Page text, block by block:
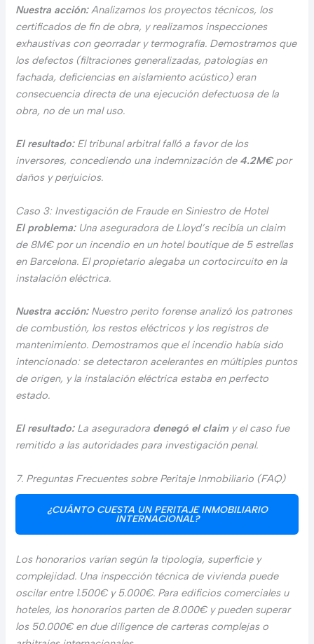
Nuestra acción:Analizamos los proyectos técnicos, los
certificados de fin de obra, y realizamos inspecciones
exhaustivas con georradar y termografía. Demostramos que
los defectos (filtraciones generalizadas, patologías en
fachada, deficiencias en aislamiento acústico) eran
consecuencia directa de una ejecución defectuosa de la
obra, no de un mal uso.
El resultado:El tribunal arbitral falló a favor de los
inversores, concediendo una indemnización de 4.2M€por
daños y perjuicios.
Caso 3: Investigación de Fraude en Siniestro de Hotel
El problema:Una aseguradora de Lloyd’s recibía un claim
de 8M€ por un incendio en un hotel boutique de 5 estrellas
en Barcelona. El propietario alegaba un cortocircuito en la
instalación eléctrica.
Nuestra acción:Nuestro perito forense analizó los patrones
de combustión, los restos eléctricos y los registros de
mantenimiento. Demostramos que el incendio había sido
intencionado: se detectaron acelerantes en múltiples puntos
de origen, y la instalación eléctrica estaba en perfecto
estado.
El resultado:La aseguradora denegó el claimy el caso fue
remitido a las autoridades para investigación penal.
7. Preguntas Frecuentes sobre Peritaje Inmobiliario (FAQ)
¿CUÁNTO CUESTA UN PERITAJE INMOBILIARIO
INTERNACIONAL?
Los honorarios varían según la tipología, superficie y
complejidad. Una inspección técnica de vivienda puede
oscilar entre 1.500€ y 5.000€. Para edificios comerciales u
hoteles, los honorarios parten de 8.000€ y pueden superar
los 50.000€ en due diligence de carteras complejas o